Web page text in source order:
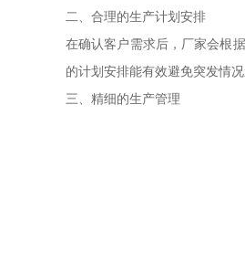
二、合理的生产计划安排
在确认客户需求后，厂家会根
的计划安排能有效避免突发情况
三、精细的生产管理